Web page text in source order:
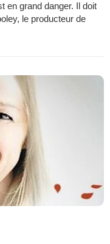
en grand danger. Il doit
le producteur de